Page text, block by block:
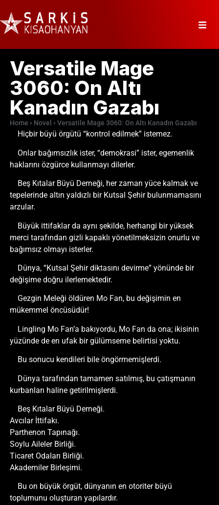
Versatile Mage
3060: On Altı
Kanadın Gazabı
Home Novel Versatile Mage 3060: On Altı Kanadın Gazabı
Hiçbir büyü örgütü “kontrol edilmek” istemez.
Onlar bağımsızlık ister, “demokrasi” ister, egemenlik
haklarını özgürce kullanmayı dilerler.
Beş Kıtalar Büyü Derneği, her zaman yüce kalmak ve
tepelerinde altın yaldızlı bir Kutsal Şehir bulunmamasını
arzular.
Büyük ittifaklar da aynı şekilde, herhangi bir yüksek
merci tarafından gizli kapaklı yönetilmeksizin onurlu ve
bağımsız olmayı isterler.
Dünya, “Kutsal Şehir diktasını devirme” yönünde bir
değişime doğru ilerlemektedir.
Gezgin Meleği öldüren Mo Fan, bu değişimin en
mükemmel öncüsüdür!
Lingling Mo Fan’a bakıyordu, Mo Fan da ona; ikisinin
yüzünde de en ufak bir gülümseme belirtisi yoktu.
Bu sonucu kendileri bile öngörmemişlerdi.
Dünya tarafından tamamen satılmış, bu çatışmanın
kurbanları haline getirilmişlerdi.
Beş Kıtalar Büyü Derneği.
Avcılar İttifakı.
Parthenon Tapınağı.
Soylu Aileler Birliği.
Ticaret Odaları Birliği.
Akademiler Birleşimi.
Bu on büyük örgüt, dünyanın en otoriter büyü
toplumunu oluşturan yapılardır.